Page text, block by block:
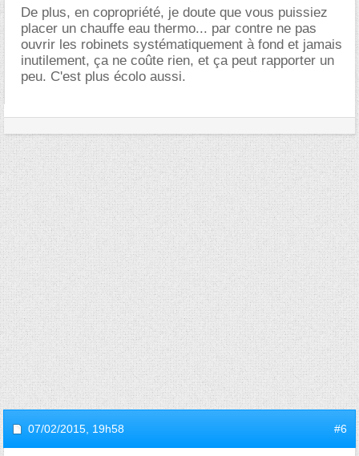
De plus, en copropriété, je doute que vous puissiez
placer un chauffe eau thermo... par contre ne pas
ouvrir les robinets systématiquement à fond et jamais
inutilement, ça ne coûte rien, et ça peut rapporter un
peu. C'est plus écolo aussi.
07/02/2015, 19h58 #6